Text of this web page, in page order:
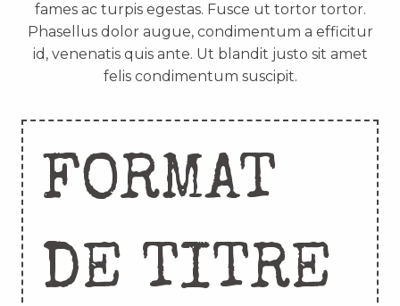
fames ac turpis egestas. Fusce ut tortor tortor.
Phasellus dolor augue, condimentum a efficitur
id, venenatis quis ante. Ut blandit justo sit amet
felis condimentum suscipit.
FORMAT
DE TITRE